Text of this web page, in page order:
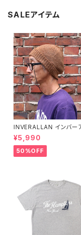
SALEアイテム
INVERALLAN インバーア
00%ピュアウール ニット
プ 全8色
¥5,990
50%OFF